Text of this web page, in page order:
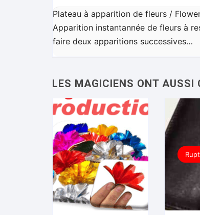
Plateau à apparition de fleurs /
Apparition instantannée de fleurs à
faire deux apparitions successives…